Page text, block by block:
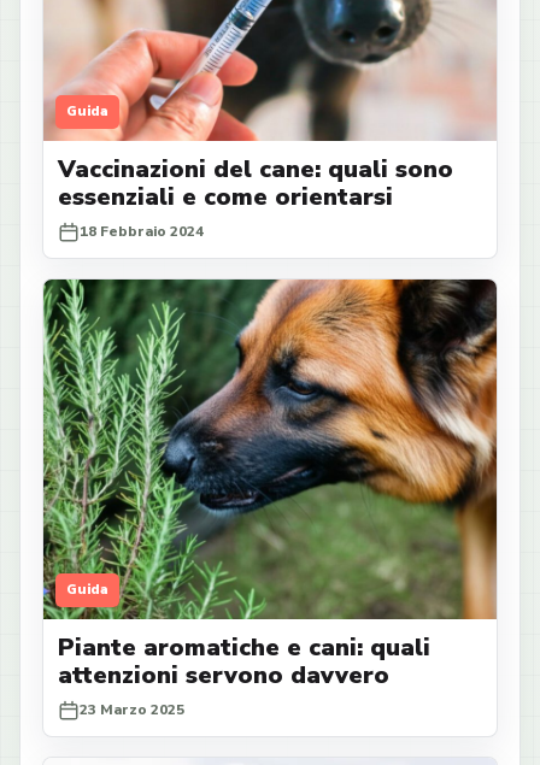
Guida
Vaccinazioni del cane: quali sono
essenziali e come orientarsi
18 Febbraio 2024
Guida
Piante aromatiche e cani: quali
attenzioni servono davvero
23 Marzo 2025